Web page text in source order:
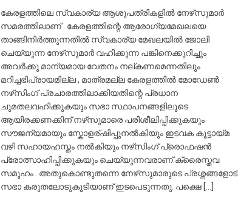
കേരളത്തിലെ സ്വകാര്യ ആശുപത്രികളിൽ നേഴ്‌സുമാർ
സമരത്തിലാണ് . കേരളത്തിന്റെ ആരോഗ്യമേഖലയെ
താങ്ങിനിർത്തുന്നതിൽ സ്വകാര്യ മേഖലയിൽ ജോലി
ചെയ്യുന്ന നേഴ്‌സുമാർ വഹിക്കുന്ന പങ്കിനെക്കുറിച്ചും
അവർക്കു മാന്യമായ വേതനം നല്കണമെന്നതിലും
മറിച്ചഭിപ്രായമില്ല , മാത്രമല്ല കേരളത്തിൽ മോഡേൺ
നഴ്‌സിംഗ് പ്രചാരത്തിലാക്കിയതിന്റെ പ്രധാന
ചുമതലവഹിക്കുകയും സഭാ സ്ഥാപനങ്ങളിലൂടെ
ആയിരക്കണക്കിന് നഴ്‌സുമാരെ പരിശീലിപ്പിക്കുകയും
സൗജന്യമായും സ്കോളര്ഷിപ്പുനൽകിയും ഇടവക കൂട്ടായ്മ
വഴി സഹായഹസ്തം നൽകിയും നഴ്‌സിംഗ് പ്രൊഫഷൻ
പ്രോത്സാഹിപ്പിക്കുകയും ചെയ്യുന്നവരാണ് ക്രൈസ്തവ
സമൂഹം . അതുകൊണ്ടുതന്നെ നേഴ്‌സുമാരുടെ പ്രശ്നങ്ങളോട്
സഭാ കരുതലോടുകൂടിയാണ് ഇടപെടുന്നതു. പക്ഷെ […]